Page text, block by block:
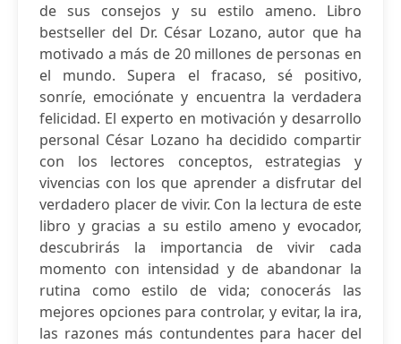
de sus consejos y su estilo ameno. Libro
bestseller del Dr. César Lozano, autor que ha
motivado a más de 20 millones de personas en
el mundo. Supera el fracaso, sé positivo,
sonríe, emociónate y encuentra la verdadera
felicidad. El experto en motivación y desarrollo
personal César Lozano ha decidido compartir
con los lectores conceptos, estrategias y
vivencias con los que aprender a disfrutar del
verdadero placer de vivir. Con la lectura de este
libro y gracias a su estilo ameno y evocador,
descubrirás la importancia de vivir cada
momento con intensidad y de abandonar la
rutina como estilo de vida; conocerás las
mejores opciones para controlar, y evitar, la ira,
las razones más contundentes para hacer del